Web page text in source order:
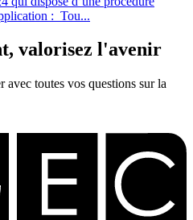
: Tou...
valorisez l'avenir
avec toutes vos questions sur la